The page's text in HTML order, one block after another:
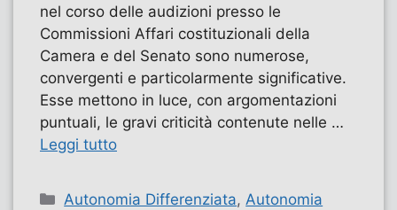
nel corso delle audizioni presso le
Commissioni Affari costituzionali della
Camera e del Senato sono numerose,
convergenti e particolarmente significative.
Esse mettono in luce, con argomentazioni
puntuali, le gravi criticità contenute nelle …
Leggi tutto
Categorie
Autonomia Differenziata,Autonomia